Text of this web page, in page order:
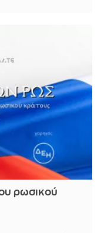
ρωσικού